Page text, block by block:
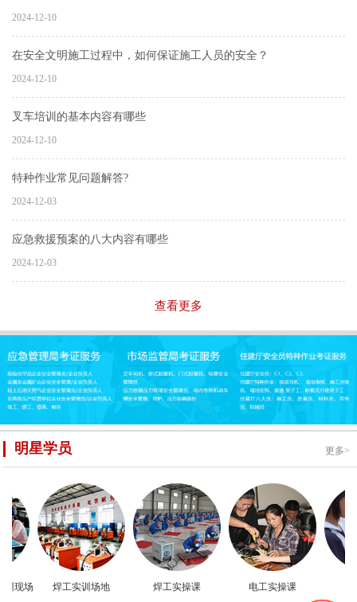
2024-12-10
在安全文明施工过程中，如何保证施工人员的安全？
2024-12-10
叉车培训的基本内容有哪些
2024-12-10
特种作业常见问题解答?
2024-12-03
应急救援预案的八大内容有哪些
2024-12-03
查看更多
明星学员 更多>
现场 焊工实训场地 焊工实操课 电工实操课